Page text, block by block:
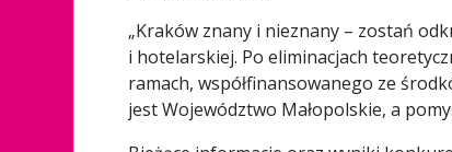
„Kraków znany i nieznany – zostań
i hotelarskiej. Po eliminacjach
ramach, współfinansowanego ze
jest Województwo Małopolskie, a